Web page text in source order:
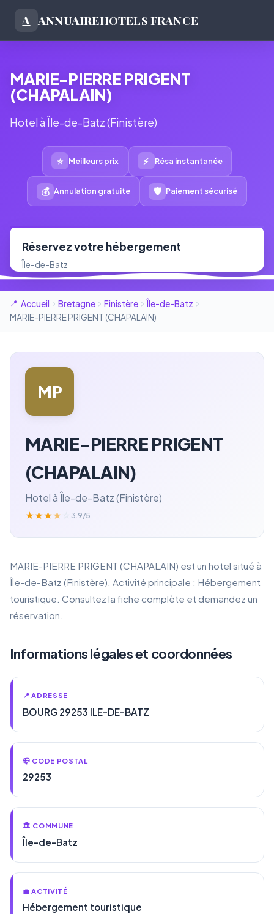
A ANNUAIREHOTELS FRANCE
MARIE-PIERRE PRIGENT
(CHAPALAIN)
Hotel à Île-de-Batz (Finistère)
⭐ Meilleurs prix ⚡ Résa instantanée
💰 Annulation gratuite 🛡 Paiement sécurisé
Réservez votre hébergement
Île-de-Batz
Accueil Bretagne Finistère
Île-de-Batz
MARIE-PIERRE PRIGENT (CHAPALAIN)
MP
MARIE-PIERRE PRIGENT
(CHAPALAIN)
Hotel à Île-de-Batz (Finistère)
★★★★ 3.9/5
MARIE-PIERRE PRIGENT (CHAPALAIN) est un hotel situé à
Île-de-Batz (Finistère). Activité principale : Hébergement
touristique. Consultez la fiche complète et demandez un
réservation.
Informations légales et coordonnées
📍 ADRESSE
BOURG 29253 ILE-DE-BATZ
📪 CODE POSTAL
29253
🏛️ COMMUNE
Île-de-Batz
💼 ACTIVITÉ
Hébergement touristique